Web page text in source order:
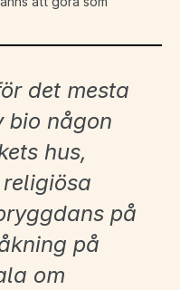
det mesta
bio någon
hus,
på
på
om